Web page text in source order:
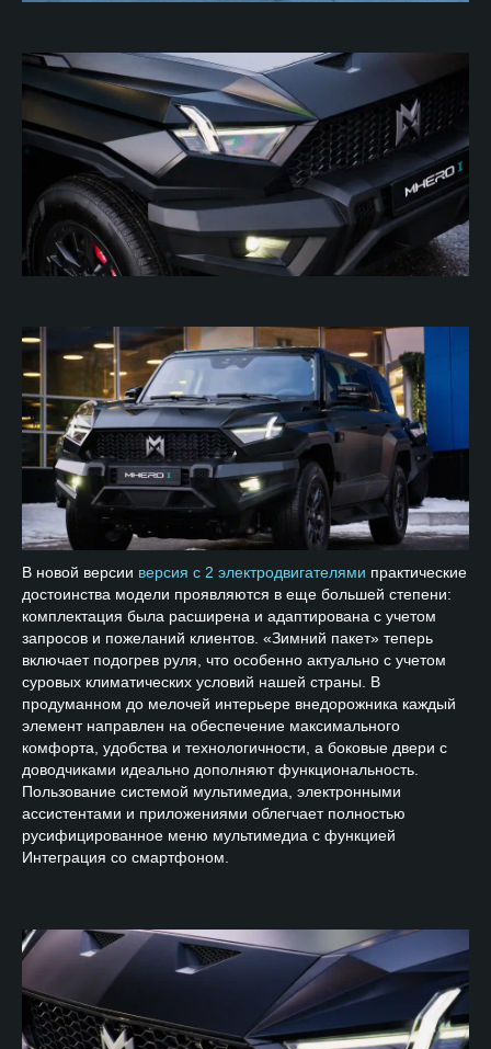
В новой версии версия с 2 электродвигателями практические
достоинства модели проявляются в еще большей степени:
комплектация была расширена и адаптирована с учетом
запросов и пожеланий клиентов. «Зимний пакет» теперь
включает подогрев руля, что особенно актуально с учетом
суровых климатических условий нашей страны. В
продуманном до мелочей интерьере внедорожника каждый
элемент направлен на обеспечение максимального
комфорта, удобства и технологичности, а боковые двери с
доводчиками идеально дополняют функциональность.
Пользование системой мультимедиа, электронными
ассистентами и приложениями облегчает полностью
русифицированное меню мультимедиа с функцией
Интеграция со смартфоном.